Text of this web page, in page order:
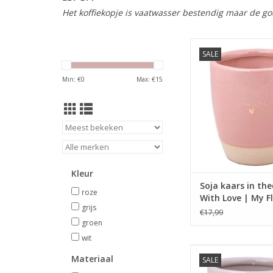
Het koffiekopje is vaatwasser bestendig maar de
Min: €0 Max: €15
Kleur
roze
grijs
groen
wit
Materiaal
SALE
sojawas in een
theemok
TOEVOEGEN AAN
Soja kaars in
With Love | My
€17,99
SALE
sojawas in een